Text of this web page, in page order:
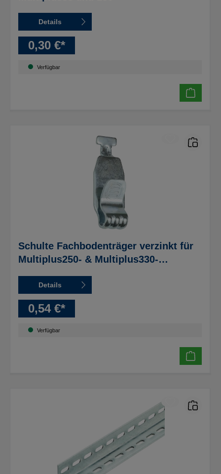
Details
0,30 €*
Verfügbar
Schulte Fachbodenträger verzinkt für
Multiplus250- & Multiplus330-
Details
0,54 €*
Verfügbar